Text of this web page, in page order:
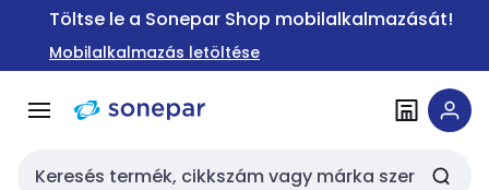
Ugrás a
Ugrás a
tartalomra
Töltse le a Sonepar Shop mobilalkalmazását!
Mobilalkalmazás letöltése